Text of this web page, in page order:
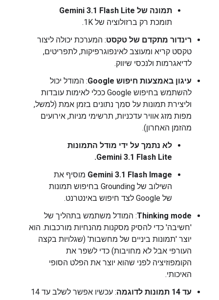
תמונה של Gemini 3.1 Flash Lite
תומכת רק ברזולוציה של 1K.
רינדור מתקדם של טקסט: המערכת יכולה ליצור
טקסט קריא ומעוצב לאינפוגרפיקות, לתפריטים,
לדיאגרמות ולנכסי שיווק.
עיגון באמצעות חיפוש Google
: המודל יכול
להשתמש בחיפוש Google ככלי לאימות עובדות
וליצירת תמונות על סמך נתונים בזמן אמת (למשל,
מפות מזג אוויר עדכניות, תרשימי מניות, אירועים
מהזמן האחרון).
לא נתמך על ידי מודל התמונות
Gemini 3.1 Flash Lite.
Gemini 3.1 Flash Image מוסיף את
השילוב של Grounding בחיפוש תמונות
של Google לצד חיפוש באינטרנט.
Thinking mode: המודל משתמש בתהליך של
'חשיבה' כדי להסיק מסקנות מהנחיות מורכבות. הוא
יוצר 'תמונות ביניים של מחשבות' (שגלויות בקצה
העורפי אבל לא מחויבות) כדי לשפר את
הקומפוזיציה לפני שהוא יוצר את הפלט הסופי
האיכותי.
עד 14 תמונות לדוגמה
: עכשיו אפשר לשלב עד 14